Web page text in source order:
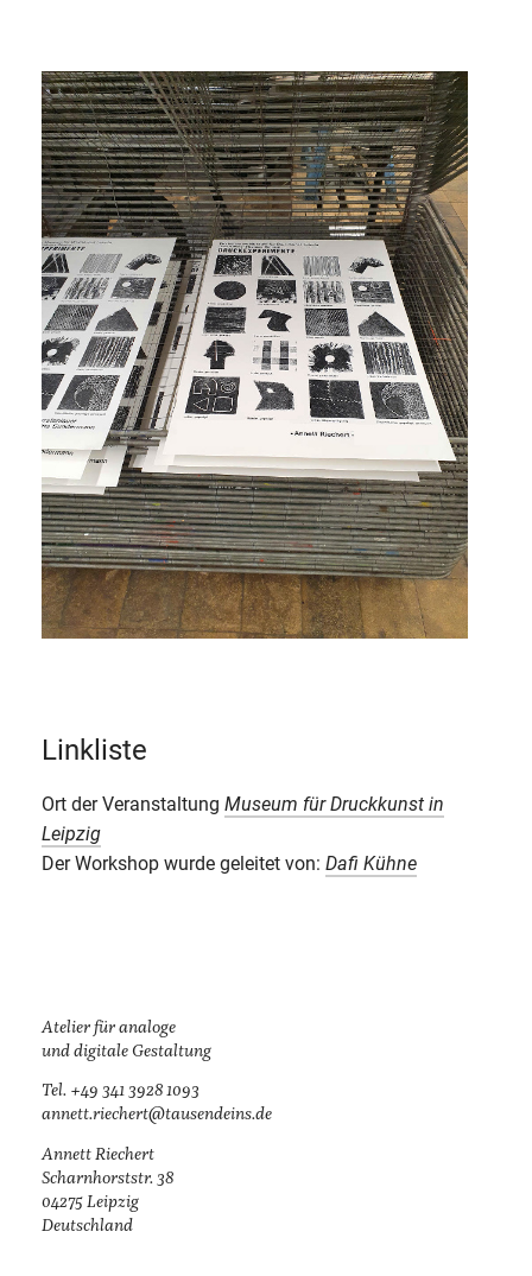
Linkliste
Ort der VeranstaltungMuseum für Druckkunst in
Leipzig
Der Workshop wurde geleitet von:Dafi Kühne
Atelier für analoge
und digitale Gestaltung
Tel. +49 341 3928 1093
annett.riechert@­tausendeins.de
Annett Riechert
Scharnhorststr. 38
04275 Leipzig
Deutschland